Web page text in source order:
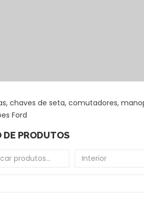
chaves de seta, comutadores,
Ford
DE PRODUTOS
Interior